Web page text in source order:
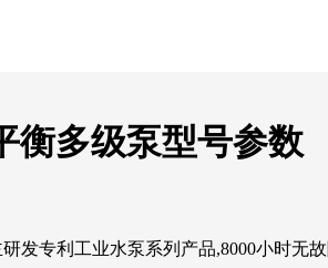
衡多级泵型号参数
发专利工业水泵系列产品,8000小时无